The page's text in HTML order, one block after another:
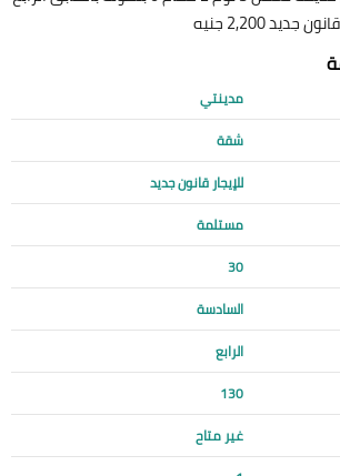
2,200 جنيه
مدينتي
شقة
للإيجار قانون جديد
مستلمة
30
السادسة
الرابع
130
غير متاح